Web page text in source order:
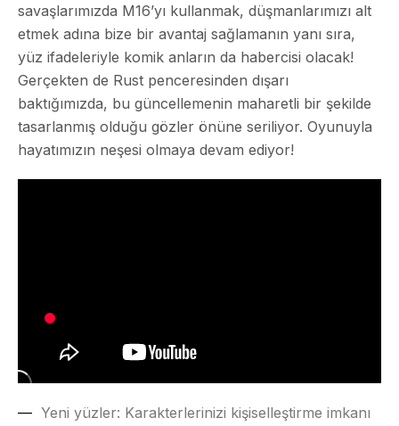
savaşlarımızda M16’yı kullanmak, düşmanlarımızı alt
etmek adına bize bir avantaj sağlamanın yanı sıra,
yüz ifadeleriyle komik anların da habercisi olacak!
Gerçekten de Rust penceresinden dışarı
baktığımızda, bu güncellemenin maharetli bir şekilde
tasarlanmış olduğu gözler önüne seriliyor. Oyunuyla
hayatımızın neşesi olmaya devam ediyor!
Yeni yüzler: Karakterlerinizi kişiselleştirme imkanı